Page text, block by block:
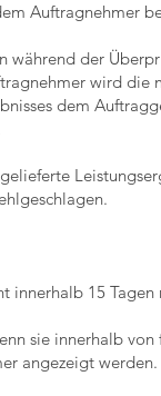
Auftragnehmer
der
wird
dem
innerhalb 15
sie innerhalb
angezeigt